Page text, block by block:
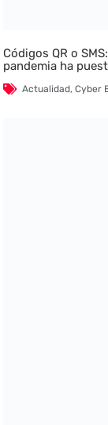
Códigos QR o
pandemia ha
Actualidad,Cyber